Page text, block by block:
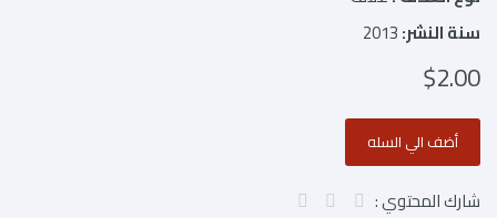
سنة النشر:2013
$2.00
شارك المحتوي :